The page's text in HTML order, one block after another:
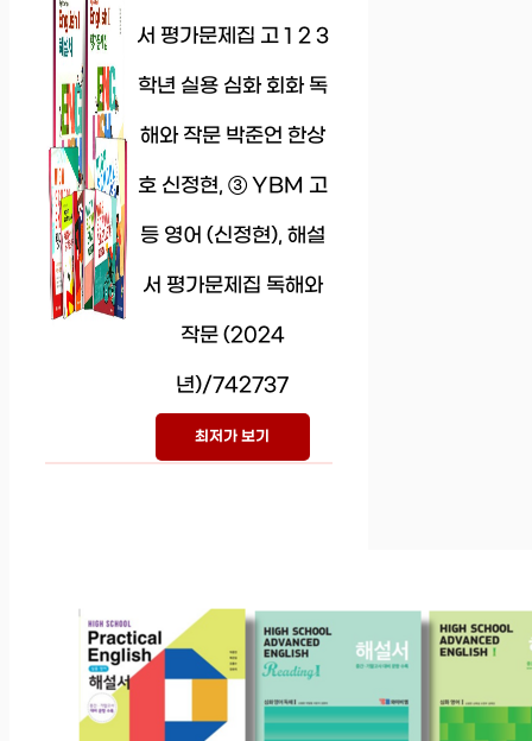
서 평가문제집 고 1 2 3
학년 실용 심화 회화 독
해와 작문 박준언 한상
호 신정현, ③ YBM 고
등 영어 (신정현), 해설
서 평가문제집 독해와
작문 (2024
년)/742737
최저가 보기